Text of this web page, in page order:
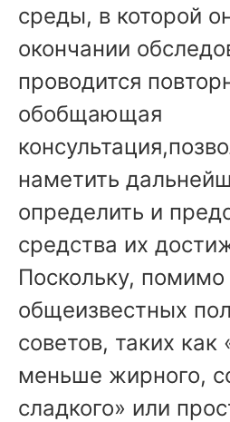
среды, в которой
окончании
проводится
обобщающая
наметить
определить и
средства их
Поскольку, помимо
общеизвестных
советов, таких как
меньше жирного,
сладкого» или